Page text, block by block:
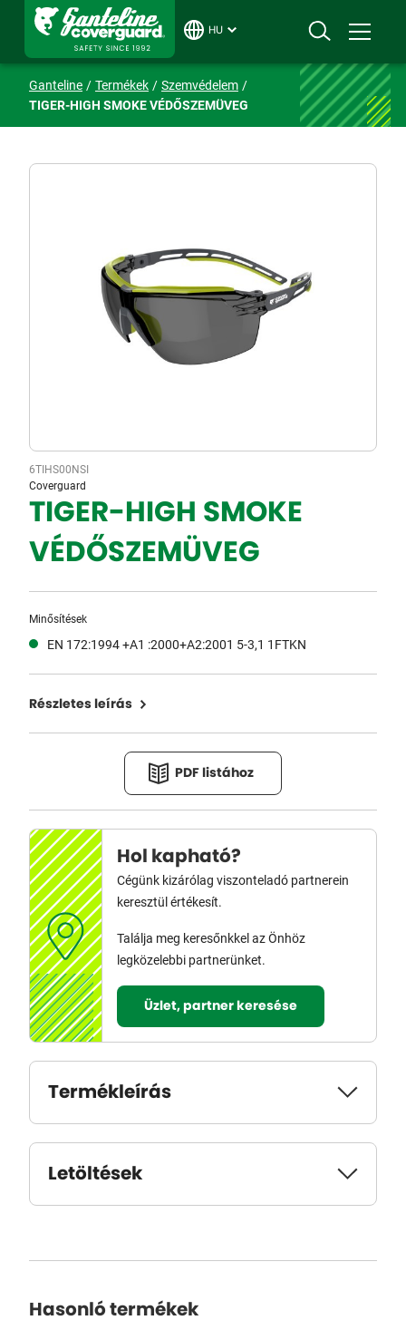
HU
Ganteline Termékek
Szemvédelem
TIGER-HIGH SMOKE VÉDŐSZEMÜVEG
6TIHS00NSI
Coverguard
TIGER-HIGH SMOKE
VÉDŐSZEMÜVEG
Minősítések
EN 172:1994 +A1 :2000+A2:2001 5-3,1 1FTKN
Részletes leírás
PDF listához
Hol kapható?
Cégünk kizárólag viszonteladó partnerein
keresztül értékesít.
Találja meg keresőnkkel az Önhöz
legközelebbi partnerünket.
Üzlet, partner keresése
Termékleírás
Letöltések
Hasonló termékek